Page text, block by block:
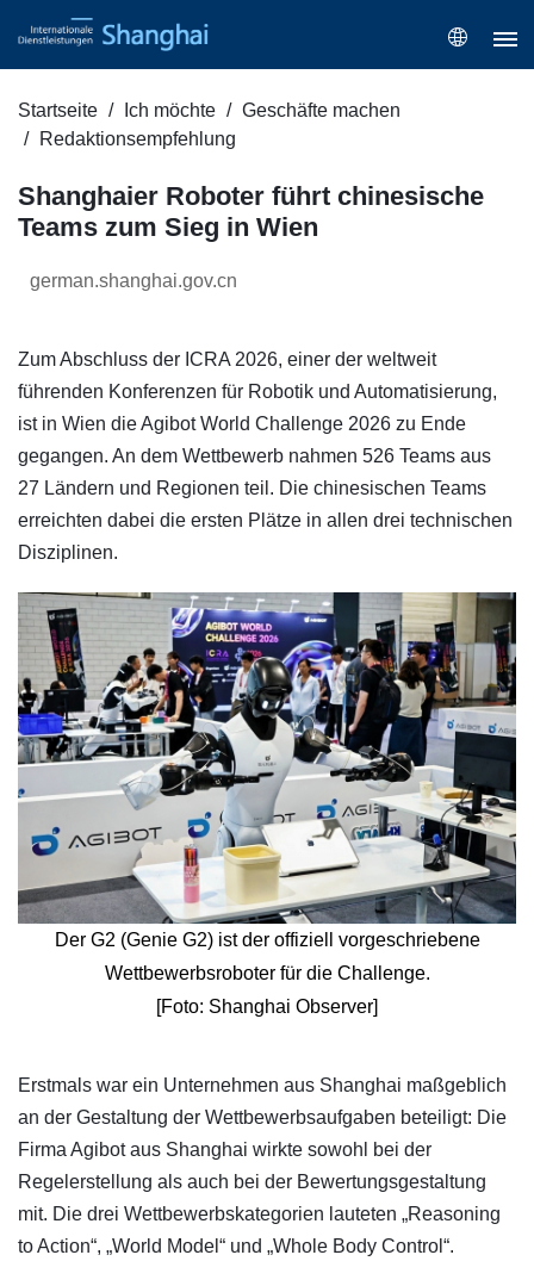
Startseite Ich möchte
Geschäfte machen
Redaktionsempfehlung
Shanghaier Roboter führt chinesische
Teams zum Sieg in Wien
german.shanghai.gov.cn
Zum Abschluss der ICRA 2026, einer der weltweit
führenden Konferenzen für Robotik und Automatisierung,
ist in Wien die Agibot World Challenge 2026 zu Ende
gegangen. An dem Wettbewerb nahmen 526 Teams aus
27 Ländern und Regionen teil. Die chinesischen Teams
erreichten dabei die ersten Plätze in allen drei technischen
Disziplinen.
Der G2 (Genie G2) ist der offiziell vorgeschriebene
Wettbewerbsroboter für die Challenge.
[Foto: Shanghai Observer]
​Erstmals war ein Unternehmen aus Shanghai maßgeblich
an der Gestaltung der Wettbewerbsaufgaben beteiligt: Die
Firma Agibot aus Shanghai wirkte sowohl bei der
Regelerstellung als auch bei der Bewertungsgestaltung
mit. Die drei Wettbewerbskategorien lauteten „Reasoning
to Action“, „World Model“ und „Whole Body Control“.